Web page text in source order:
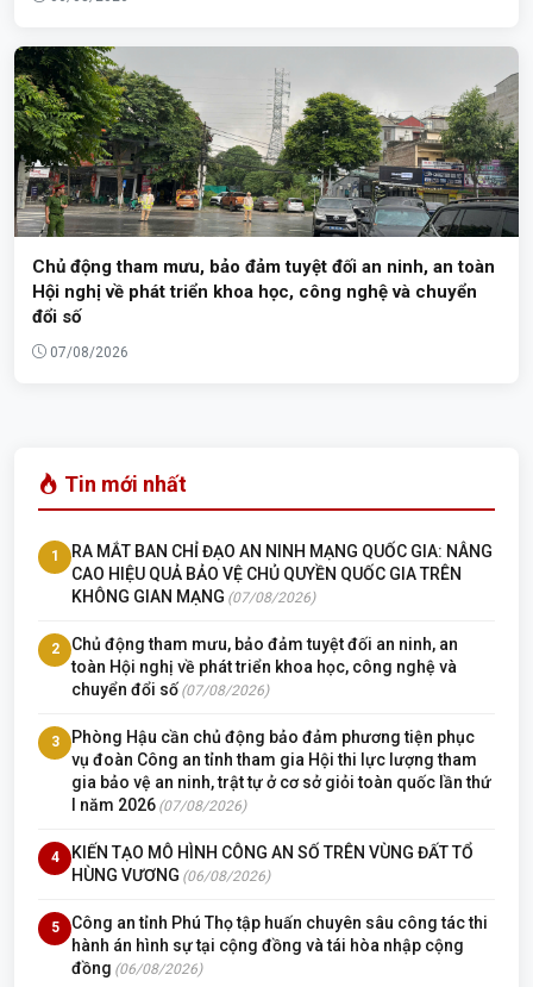
Chủ động tham mưu, bảo đảm tuyệt đối an ninh, an toàn
Hội nghị về phát triển khoa học, công nghệ và chuyển
đổi số
07/08/2026
Tin mới nhất
1
RA MẮT BAN CHỈ ĐẠO AN NINH MẠNG QUỐC GIA: NÂNG
CAO HIỆU QUẢ BẢO VỆ CHỦ QUYỀN QUỐC GIA TRÊN
KHÔNG GIAN MẠNG (07/08/2026)
2
Chủ động tham mưu, bảo đảm tuyệt đối an ninh, an
toàn Hội nghị về phát triển khoa học, công nghệ và
chuyển đổi số (07/08/2026)
3
Phòng Hậu cần chủ động bảo đảm phương tiện phục
vụ đoàn Công an tỉnh tham gia Hội thi lực lượng tham
gia bảo vệ an ninh, trật tự ở cơ sở giỏi toàn quốc lần thứ
I năm 2026 (07/08/2026)
4
KIẾN TẠO MÔ HÌNH CÔNG AN SỐ TRÊN VÙNG ĐẤT TỔ
HÙNG VƯƠNG (06/08/2026)
5
Công an tỉnh Phú Thọ tập huấn chuyên sâu công tác thi
hành án hình sự tại cộng đồng và tái hòa nhập cộng
đồng (06/08/2026)